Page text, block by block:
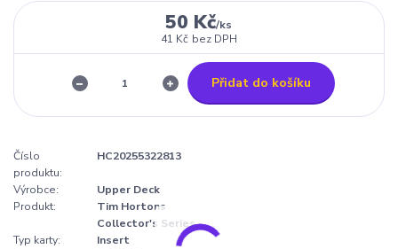
50 Kč/ks
41 Kč bez DPH
Přidat do košíku
Číslo
produktu:
HC20255322813
Výrobce:
Upper Deck
Produkt:
Tim Hortons
Collector's Series
Typ karty:
Insert